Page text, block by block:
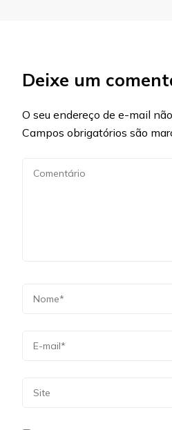
Deixe um
O seu endereço de e-mail
Campos obrigatórios são